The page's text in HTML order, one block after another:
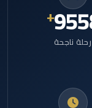
رحلة ناجحة